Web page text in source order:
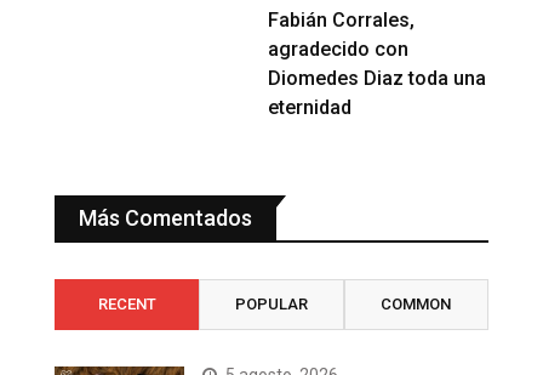
Fabián Corrales,
agradecido con
Diomedes Diaz toda una
eternidad
Más Comentados
RECENT POPULAR COMMON